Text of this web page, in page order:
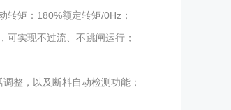
矩：180%额定转矩/0Hz；
实现不过流、不跳闸运行；
整，以及断料自动检测功能；